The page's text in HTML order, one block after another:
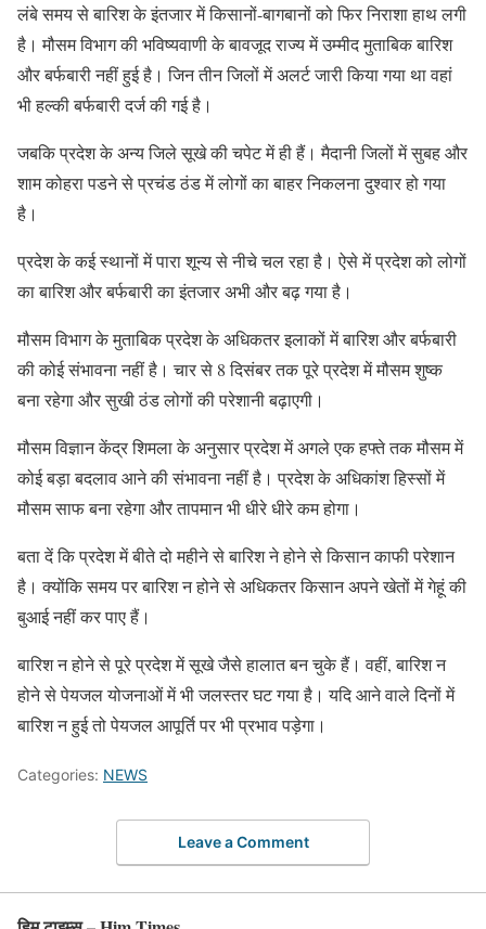
लंबे समय से बारिश के इंतजार में किसानों-बागबानों को फिर निराशा हाथ लगी
है। मौसम विभाग की भविष्यवाणी के बावजूद राज्य में उम्मीद मुताबिक बारिश
और बर्फबारी नहीं हुई है। जिन तीन जिलों में अलर्ट जारी किया गया था वहां
भी हल्की बर्फबारी दर्ज की गई है।
जबकि प्रदेश के अन्य जिले सूखे की चपेट में ही हैं। मैदानी जिलों में सुबह और
शाम कोहरा पडने से प्रचंड ठंड में लोगों का बाहर निकलना दुश्वार हो गया
है।
प्रदेश के कई स्थानों में पारा शून्य से नीचे चल रहा है। ऐसे में प्रदेश को लोगों
का बारिश और बर्फबारी का इंतजार अभी और बढ़ गया है।
मौसम विभाग के मुताबिक प्रदेश के अधिकतर इलाकों में बारिश और बर्फबारी
की कोई संभावना नहीं है। चार से 8 दिसंबर तक पूरे प्रदेश में मौसम शुष्क
बना रहेगा और सुखी ठंड लोगों की परेशानी बढ़ाएगी।
मौसम विज्ञान केंद्र शिमला के अनुसार प्रदेश में अगले एक हफ्ते तक मौसम में
कोई बड़ा बदलाव आने की संभावना नहीं है। प्रदेश के अधिकांश हिस्सों में
मौसम साफ बना रहेगा और तापमान भी धीरे धीरे कम होगा।
बता दें कि प्रदेश में बीते दो महीने से बारिश ने होने से किसान काफी परेशान
है। क्योंकि समय पर बारिश न होने से अधिकतर किसान अपने खेतों में गेहूं की
बुआई नहीं कर पाए हैं।
बारिश न होने से पूरे प्रदेश में सूखे जैसे हालात बन चुके हैं। वहीं, बारिश न
होने से पेयजल योजनाओं में भी जलस्तर घट गया है। यदि आने वाले दिनों में
बारिश न हुई तो पेयजल आपूर्ति पर भी प्रभाव पड़ेगा।
Categories: NEWS
Leave a Comment